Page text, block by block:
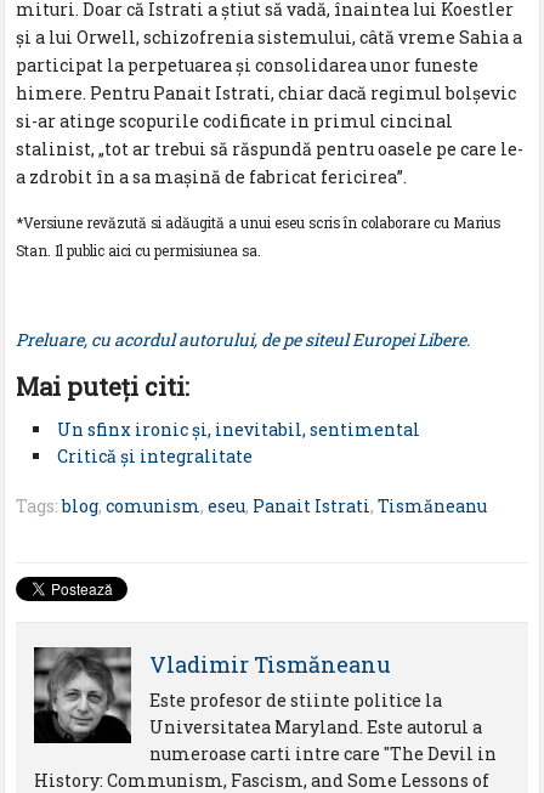
mituri. Doar că Istrati a știut să vadă, înaintea lui Koestler
și a lui Orwell, schizofrenia sistemului, câtă vreme Sahia a
participat la perpetuarea și consolidarea unor funeste
himere. Pentru Panait Istrati, chiar dacă regimul bolșevic
si-ar atinge scopurile codificate in primul cincinal
stalinist, „tot ar trebui să răspundă pentru oasele pe care le-
a zdrobit în a sa mașină de fabricat fericirea”.
*Versiune revăzută si adăugită a unui eseu scris în colaborare cu Marius
Stan. Il public aici cu permisiunea sa.
Preluare, cu acordul autorului, de pe siteul Europei Libere.
Mai puteţi citi:
Un sfinx ironic şi, inevitabil, sentimental
Critică şi integralitate
Tags:blog,comunism,eseu, Panait Istrati,Tismăneanu
Vladimir Tismăneanu
Este profesor de stiinte politice la
Universitatea Maryland. Este autorul a
numeroase carti intre care "The Devil in
History: Communism, Fascism, and Some Lessons of